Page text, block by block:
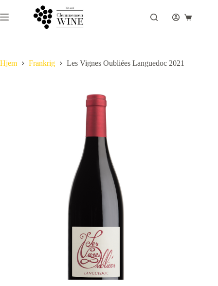
til
indhold
Hjem Frankrig Les Vignes Oubliées Languedoc 2021